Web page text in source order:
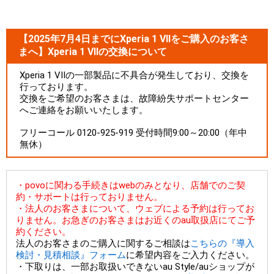
【2025年7月4日までにXperia 1 VIIをご購入のお客さ
まへ】Xperia 1 VIIの交換について
Xperia 1 VIIの一部製品に不具合が発生しており、交換を
行っております。
交換をご希望のお客さまは、故障紛失サポートセンター
へご連絡をお願いいたします。
フリーコール 0120-925-919 受付時間9:00～20:00（年中
無休）
・povoに関わる手続きはwebのみとなり、店舗でのご契
約・サポートは行っておりません。
・法人のお客さまについて、ウェブによる予約は行ってお
りません。お急ぎのお客さまはお近くのau取扱店にてご予
約ください。
法人のお客さまのご購入に関するご相談はこちらの『導入
検討・見積相談』フォームに希望内容をご入力ください。
・下取りは、一部お取扱いできないau Style/auショップが